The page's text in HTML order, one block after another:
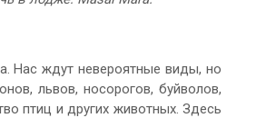
Нас ждут невероятные виды, но
львов, носорогов, буйволов,
птиц и других животных. Здесь